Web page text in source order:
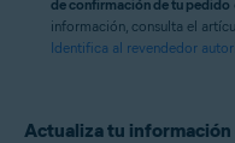
de confirmación de tu pedido
información, consulta el
Identifica al revendedor
Actualiza tu información